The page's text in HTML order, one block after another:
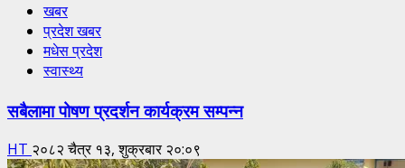
खबर
प्रदेश खबर
मधेस प्रदेश
स्वास्थ्य
सबैलामा पोषण प्रदर्शन कार्यक्रम सम्पन्न
HT २०८२ चैत्र १३, शुक्रबार २०:०९